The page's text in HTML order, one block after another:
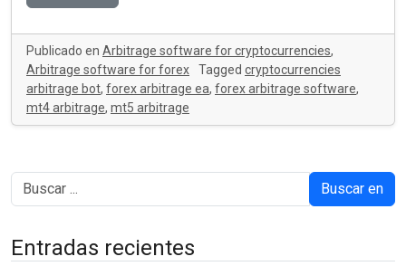
Publicado en Arbitrage software for cryptocurrencies,
Arbitrage software for forex
Tagged cryptocurrencies
arbitrage bot, forex arbitrage ea, forex arbitrage software,
mt4 arbitrage, mt5 arbitrage
Buscar en
Entradas recientes